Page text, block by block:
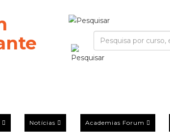
Notícias Academias Forum